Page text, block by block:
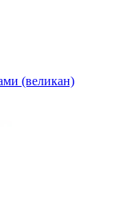
(великан)